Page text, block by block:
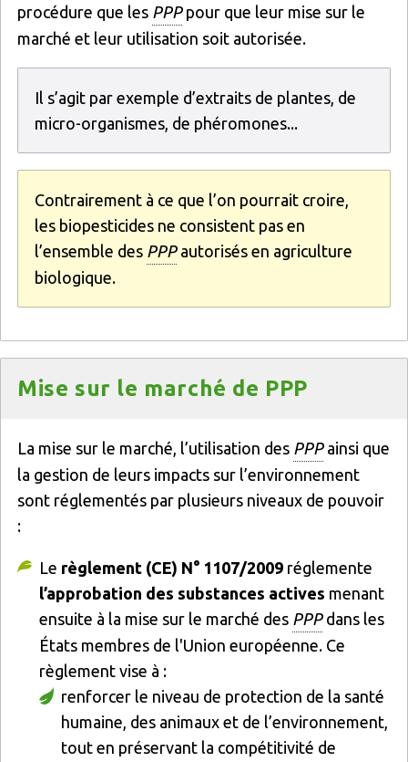
procédure que les PPPpour que leur mise sur le
marché et leur utilisation soit autorisée.
Il s’agit par exemple d’extraits de plantes, de
micro-organismes, de phéromones...
Contrairement à ce que l’on pourrait croire,
les biopesticides ne consistent pas en
l’ensemble des PPPautorisés en agriculture
biologique.
Mise sur le marché de PPP
La mise sur le marché, l’utilisation des PPPainsi que
la gestion de leurs impacts sur l’environnement
sont réglementés par plusieurs niveaux de pouvoir
:
Le règlement (CE) N° 1107/2009réglemente
l’approbation des substances actives menant
ensuite à la mise sur le marché des PPPdans les
États membres de l'Union européenne. Ce
règlement vise à :
renforcer le niveau de protection de la santé
humaine, des animaux et de l’environnement,
tout en préservant la compétitivité de